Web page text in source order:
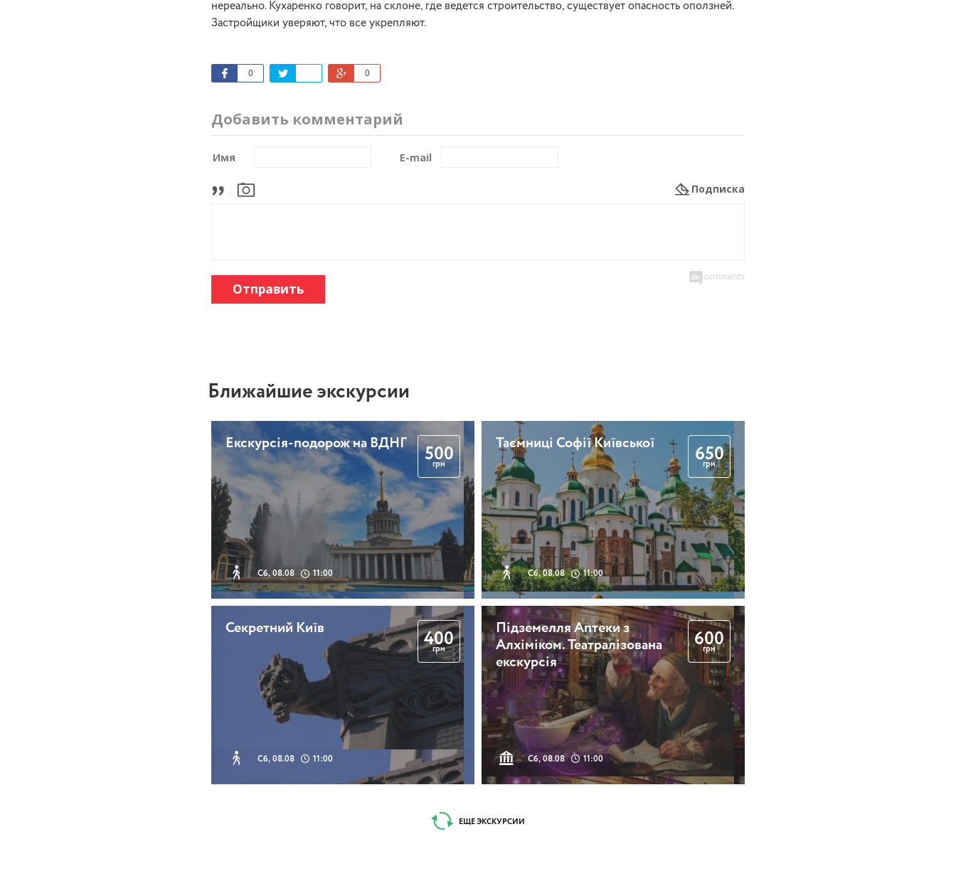
нереально. Кухаренко говорит, на склоне, где ведется строительство, существует опасность оползней.
Застройщики уверяют, что все укрепляют.
0 0
Добавить комментарий
Имя E-mail
Подписка
Отправить
Ближайшие экскурсии
Екскурсія-подорож на ВДНГ
Сб, 08.08 11:00
500
грн
Таємниці Софії Київської
Сб, 08.08 11:00
650
грн
Секретний Київ
Сб, 08.08 11:00
400
грн
Підземелля Аптеки з
Алхіміком. Театралізована
екскурсія
Сб, 08.08 11:00
600
грн
ЕЩЕ ЭКСКУРСИИ